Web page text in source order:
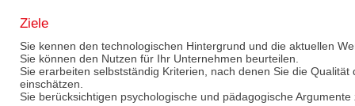
Ziele
Sie kennen den technologischen Hintergrund und die aktuellen
Sie können den Nutzen für Ihr Unternehmen beurteilen.
Sie erarbeiten selbstständig Kriterien, nach denen Sie die
einschätzen.
Sie berücksichtigen psychologische und pädagogische